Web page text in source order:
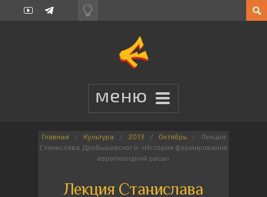
Главная Культура 2013 Октябрь
Лекция
Станислава Дробышевского: «История формирования
европеоидной расы»
Лекция Станислава